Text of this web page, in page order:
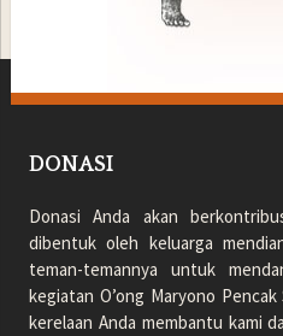
DONASI
Donasi Anda akan
dibentuk oleh keluarga
teman-temannya untuk
kegiatan O’ong Maryono
kerelaan Anda membantu kami